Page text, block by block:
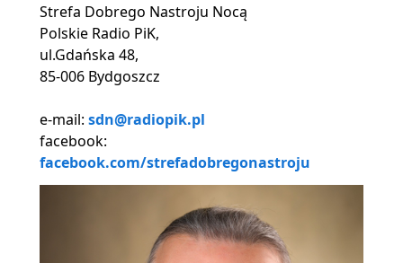
Strefa Dobrego Nastroju Nocą
Polskie Radio PiK,
ul.Gdańska 48,
85-006 Bydgoszcz
e-mail: sdn@radiopik.pl
facebook:
facebook.com/strefadobregonastroju